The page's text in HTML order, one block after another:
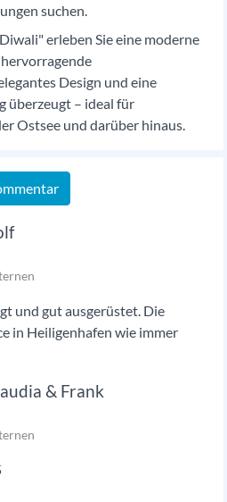
suchen.
erleben Sie eine moderne
Design und eine
überzeugt – ideal für
Ostsee und darüber hinaus.
und gut ausgerüstet. Die
in Heiligenhafen wie immer
& Frank